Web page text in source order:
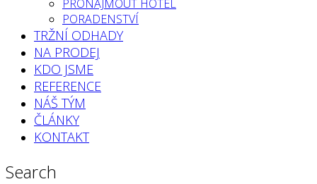
PRONAJMOUT HOTEL
PORADENSTVÍ
TRŽNÍ ODHADY
NA PRODEJ
KDO JSME
REFERENCE
NÁŠ TÝM
ČLÁNKY
KONTAKT
Search